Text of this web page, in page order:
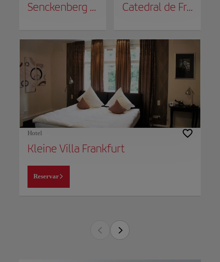
Senckenberg Natural History Museum Catedral de Frankfurt
Hotel
Kleine Villa Frankfurt
Reservar